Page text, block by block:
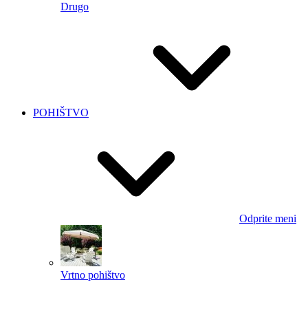
Drugo
POHIŠTVO
Odprite meni
Vrtno pohištvo